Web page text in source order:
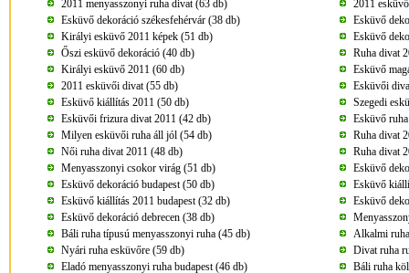
2011 menyasszonyi ruha divat (63 db)
2011
Esküvő dekoráció székesfehérvár (38 db)
Esküvő
Királyi esküvő 2011 képek (51 db)
Esküvő
Őszi esküvő dekoráció (40 db)
Ruha divat
Királyi esküvő 2011 (60 db)
Esküvő
2011 esküvői divat (55 db)
Esküvői
Esküvő kiállítás 2011 (50 db)
Szegedi
Esküvői frizura divat 2011 (42 db)
Esküvő
Milyen esküvői ruha áll jól (54 db)
Ruha divat
Női ruha divat 2011 (48 db)
Ruha divat
Menyasszonyi csokor virág (51 db)
Esküvő
Esküvő dekoráció budapest (50 db)
Esküvő
Esküvő kiállítás 2011 budapest (32 db)
Esküvő
Esküvő dekoráció debrecen (38 db)
Báli ruha típusú menyasszonyi ruha (45 db)
Alkalmi
Nyári ruha esküvőre (59 db)
Divat ruha
Eladó menyasszonyi ruha budapest (46 db)
Báli ruha